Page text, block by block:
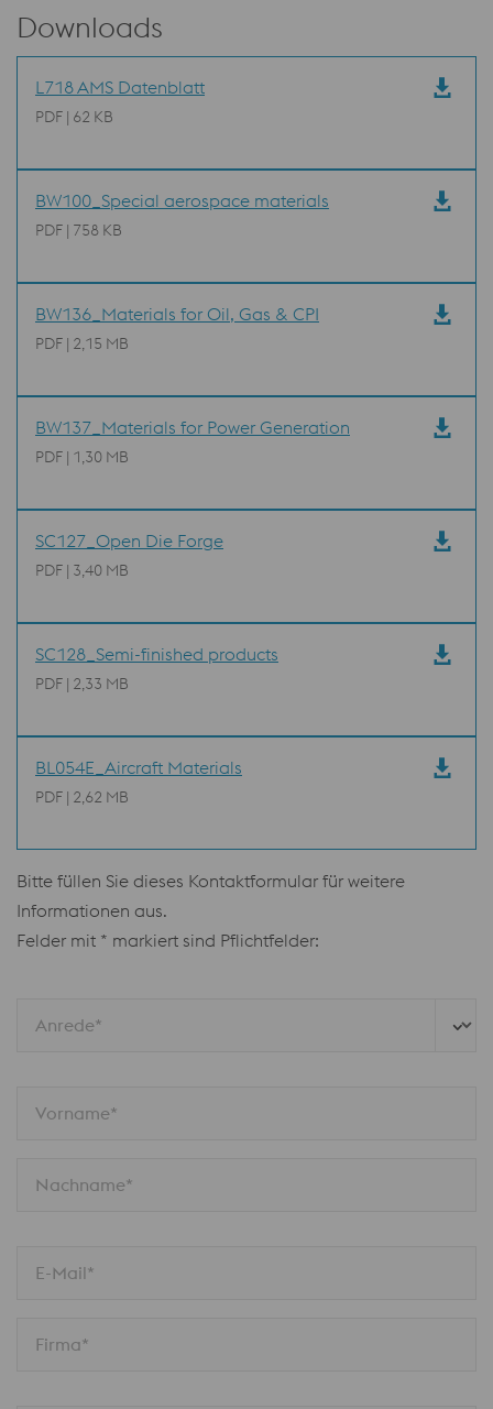
Downloads
L718 AMS Datenblatt
PDF | 62 KB
BW100_Special aerospace materials
PDF | 758 KB
BW136_Materials for Oil, Gas & CPI
PDF | 2,15 MB
BW137_Materials for Power Generation
PDF | 1,30 MB
SC127_Open Die Forge
PDF | 3,40 MB
SC128_Semi-finished products
PDF | 2,33 MB
BL054E_Aircraft Materials
PDF | 2,62 MB
Bitte füllen Sie dieses Kontaktformular für weitere
Informationen aus.
Felder mit * markiert sind Pflichtfelder:
Anrede*
Vorname*
Nachname*
E-Mail*
Firma*